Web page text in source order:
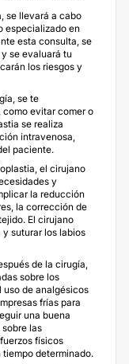
se llevará a cabo
especializado en
esta consulta, se
se evaluará tu
los riesgos y
se te
evitar comer o
se realiza
intravenosa,
paciente.
el cirujano
y
la reducción
la corrección de
El cirujano
suturar los labios
de la cirugía,
sobre los
uso de analgésicos
frías para
una buena
las
físicos
determinado.